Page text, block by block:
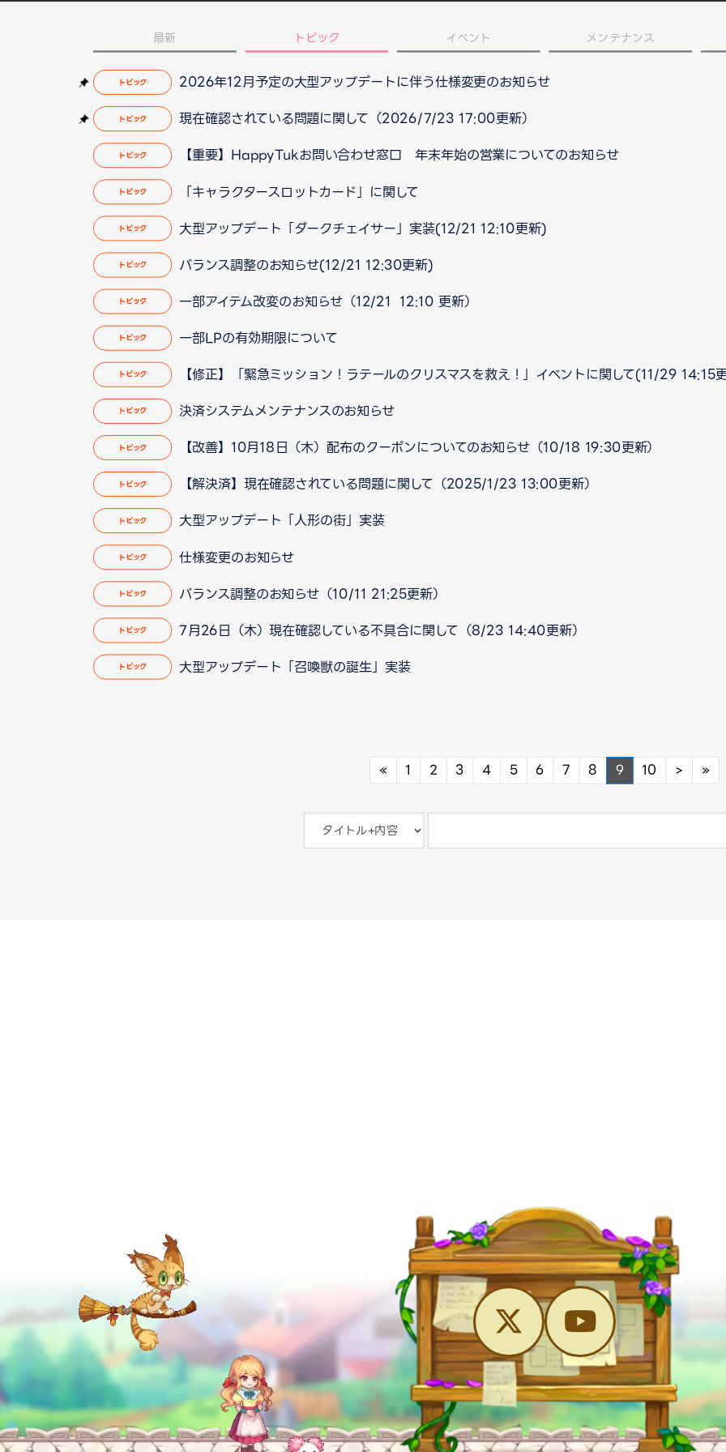
最新 トピック イベント メンテナンス
トピック 2026年12月予定の大型アップデートに伴う仕様変更のお知らせ
トピック 現在確認されている問題に関して（2026/7/23 17:00更新）
トピック 【重要】HappyTukお問い合わせ窓口 年末年始の営業についてのお知らせ
トピック 「キャラクタースロットカード」に関して
トピック 大型アップデート「ダークチェイサー」実装(12/21 12:10更新)
トピック バランス調整のお知らせ(12/21 12:30更新)
トピック 一部アイテム改変のお知らせ（12/21 12:10 更新）
トピック 一部LPの有効期限について
トピック 【修正】「緊急ミッション！ラテールのクリスマスを救え！」イベントに関して(11/29 14:15
トピック 決済システムメンテナンスのお知らせ
トピック 【改善】10月18日（木）配布のクーポンについてのお知らせ（10/18 19:30更新）
トピック 【解決済】現在確認されている問題に関して（2025/1/23 13:00更新）
トピック 大型アップデート「人形の街」実装
トピック 仕様変更のお知らせ
トピック バランス調整のお知らせ（10/11 21:25更新）
トピック 7月26日（木）現在確認している不具合に関して（8/23 14:40更新）
トピック 大型アップデート「召喚獣の誕生」実装
« Previous
1 2 3 4 5 6 7 8 9 10 > Next
»